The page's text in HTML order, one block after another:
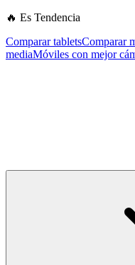
🔥 Es Tendencia
Comparar tabletsComparar
mediaMóviles con mejor